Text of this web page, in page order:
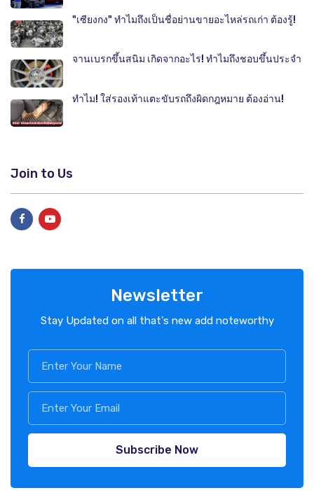
"เซียงกง" ทำไมถึงเป็นชื่อย่านขายอะไหล่รถเก่า ต้องรู้!
จานเบรกขึ้นสนิม เกิดจากอะไร! ทำไมถึงชอบขึ้นประจำ
ทำไม! ใส่รองเท้าแตะขับรถถึงผิดกฎหมาย ต้องอ่าน!
Join to Us
Newsletter
Stay Updated on all that's new add noteworthy
Subscribe Now